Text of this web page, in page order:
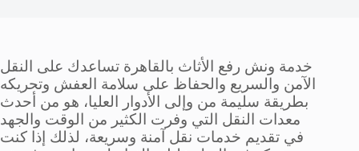
خدمة ونش رفع الأثاث بالقاهرة تساعدك على النقل
الآمن والسريع والحفاظ على سلامة العفش وتحريكه
بطريقة سليمة من وإلى الأدوار العليا، هو من أحدث
معدات النقل التي وفرت الكثير من الوقت والجهد
في تقديم خدمات نقل آمنة وسريعة، لذلك إذا كنت